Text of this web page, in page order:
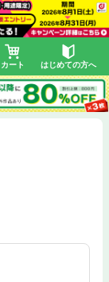
カート はじめての方へ